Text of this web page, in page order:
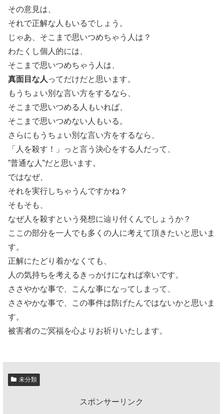
その意見は、
それで正解な人もいるでしょう。
じゃあ、そこまで思いつめちゃう人は？
わたくし個人的には、
そこまで思いつめちゃう人は、
真面目な人 ってだけだと思います。
もうちょい別な言い方をするなら、
そこまで思いつめる人もいれば、
そこまで思いつめない人もいる。
さらにもうちょい別な言い方をするなら、
「人を殺す！」っと言う決心をする人だって、
”普通な人”だと思います。
ではなぜ、
それを実行しちゃうんですかね？
そもそも、
なぜ人を殺すという発想に辿り付くんでしょうか？
ここの部分を一人でも多くの人に考えて頂きたいと思いま
す。
正解にたどり着かなくても、
人の気持ちを考えるきっかけになれば幸いです。
ささやかな事で、こんな事になってしまって、
ささやかな事で、この事件は防げたんではないかと思いま
す。
被害者のご冥福を心よりお祈りいたします。
未分類
スポンサーリンク